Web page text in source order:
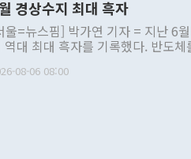
적 희망에 근거한 비현실적 구상'
대북 정책 관련 발언이 물의를
부처 장관이 공개적으로 부정적 입
무리한 대북 접근법과 월권을 제
구 정부서울청사에
경상수지 최대 흑자
울=뉴스핌] 박가연 기자 = 지난 6
역대 최대 흑자를 기록했다. 반도
한국은행이 6일 발표한 '2026년 6월 국제수지(잠정)'에 따르
08-06 08:00